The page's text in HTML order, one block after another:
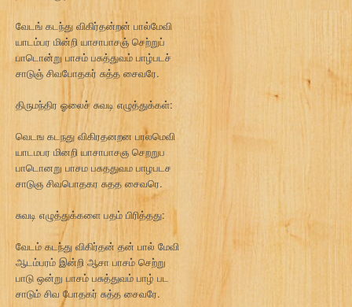
வேடங் கடந்து விகிர்தன்றன் பால்மேவி
யாடம்பர மின்றி யாசாபாசஞ் செற்றுப்
பாடொன்று பாசம் பசுத்துவம் பாழ்படச்
சாடுஞ் சிவபோதகர் சுத்த சைவரே.
திருமந்திர ஓலைச் சுவடி எழுத்துக்கள்:
வெடங கடநது விகிரதனறன பாலமெவி
யாடமபர மினறி யாசாபாசஞ செறறுப
பாடொனறு பாசம பசுததுவம பாழபடச
சாடுஞ சிவபொதகர சுதத சைவரெ.
சுவடி எழுத்துக்களை பதம் பிரித்தது:
வேடம் கடந்து விகிர்தன் தன் பால் மேவி
ஆடம்பரம் இன்றி ஆசா பாசம் செற்று
பாடு ஒன்று பாசம் பசுத்துவம் பாழ் பட
சாடும் சிவ போதகர் சுத்த சைவரே.